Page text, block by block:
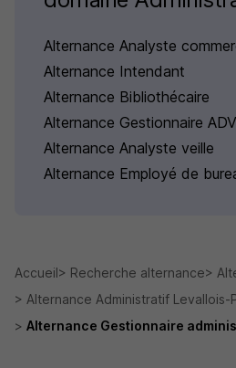
Alternance Analyste
Alternance Intendant
Alternance Bibliothécaire
Alternance Gestionnaire
Alternance Analyste veille
Alternance Employé de
Accueil Recherche alternance
Alternance Administratif Levallois-
Alternance Gestionnaire